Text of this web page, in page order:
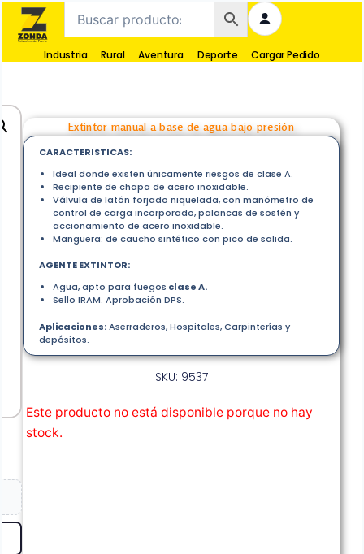
Industria Rural Aventura Deporte Cargar Pedido
Extintor manual a base de agua bajo presión
CARACTERISTICAS:
Ideal donde existen únicamente riesgos de clase A.
Recipiente de chapa de acero inoxidable.
Válvula de latón forjado niquelada, con manómetro de
control de carga incorporado, palancas de sostén y
accionamiento de acero inoxidable.
Manguera: de caucho sintético con pico de salida.
AGENTE EXTINTOR:
Agua, apto para fuegos clase A.
Sello IRAM. Aprobación DPS.
Aplicaciones:Aserraderos, Hospitales, Carpinterías y
depósitos.
SKU: 9537
Este producto no está disponible porque no hay
stock.